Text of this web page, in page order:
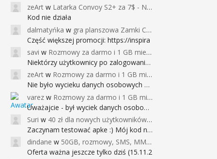
zeArt w Latarka Convoy S2+ za 7$ - Najniższa cena od 2017r
Kod nie działa
dalmatyńka w gra planszowa Zamki Caladale za 39zł
Część większej promocji: https://inspira
savi w Rozmowy za darmo i 1 GB miesięcznie
Niektórzy użytkownicy po zalogowaniu do
zeArt w Rozmowy za darmo i 1 GB miesięcznie
Nie było wycieku danych osobowych a nieo
varez w Rozmowy za darmo i 1 GB miesięcznie
Uważajcie - był wyciek danych osobowych
Suri w 40 zł dla nowych użytkowników Google Pay (dawniej Android Pay)
Zaczynam testować apke :) Mój kod na 40
dindane w 50GB, rozmowy, SMS, MMS bez limitu przez 6 miesięcy za darmo za przeniesienie numeru do Play NEXT
Oferta ważna jeszcze tylko dziś (15.11.2